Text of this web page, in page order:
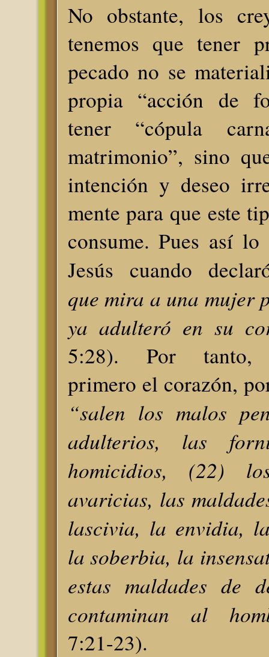
No obstante, los
tenemos que tener
pecado no se
propia “acción de
tener “cópula
matrimonio”, sino
intención y deseo
mente para que este
consume. Pues así
Jesús cuando
que mira a una mujer
ya adulteró en su
5:28). Por tanto,
primero el corazón,
“salen los malos
adulterios, las
homicidios, (22)
avaricias, las
lascivia, la envidia,
la soberbia, la
estas maldades de
contaminan al
7:21-23).